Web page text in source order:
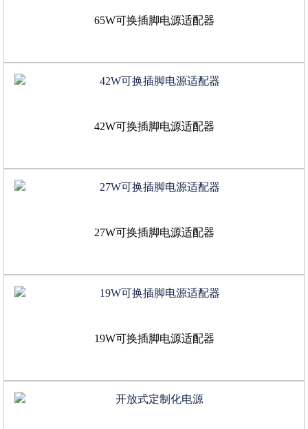
65W可换插脚电源适配器
42W可换插脚电源适配器
27W可换插脚电源适配器
19W可换插脚电源适配器